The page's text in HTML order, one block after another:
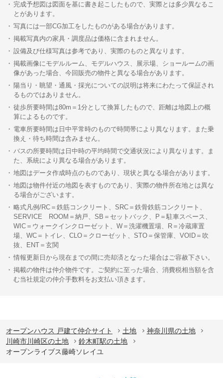
完成予想図は図面を基に書き起こしたもので、実際とは多少異なるこ
とがあります。
写真には一部CG加工をしたものがある場合があります。
掲載写真内の家具・調度品は価格に含まれません。
設備及び仕様写真は参考であり、実際のものと異なります。
掲載画像にモデルルーム、モデルハウス、展示場、ショールームの画
像があった場合、今回販売の物件と異なる場合があります。
陽当り・眺望・通風・採光についての説明は将来にわたって保証され
るものではありません。
徒歩所要時間は80m＝1分として換算したもので、距離は地図上の概
算によるものです。
電車所要時間は日中平常時のもので時間帯により異なります。また乗
換え・待ち時間は含みません。
バスの所要時間は日中時の平均時間で交通状況により異なります。ま
た、系統により異なる場合があります。
地図はデータ作成時点のものであり、現状と異なる場合があります。
地図は物件付近の地図を表すものであり、実際の物件所在地とは異な
る場合がございます。
略式凡例/RC＝鉄筋コンクリート、SRC＝鉄骨鉄筋コンクリート、
SERVICE ROOM＝納戸、SB＝セットバック、P＝駐車スペース、
WIC＝ウォークインクローゼット、W＝洗濯機置場、R＝冷蔵庫置
場、WC＝トイレ、CLO＝クローゼット、STO＝保管庫、VOID＝吹
抜、ENT＝玄関
情報更新日から現在までの間に売却済となった場合はご容赦下さい。
掲載の物件は仲介物件です。ご契約に至った場合、消費税相当額を含
む当社規定の仲介手数料をお支払い頂きます。
オープンハウス 戸建て仲介サイト 土地
神奈川県の土地
川崎市川崎区の土地
鈴木町駅の土地
オープンライブス藤崎ソレイユ